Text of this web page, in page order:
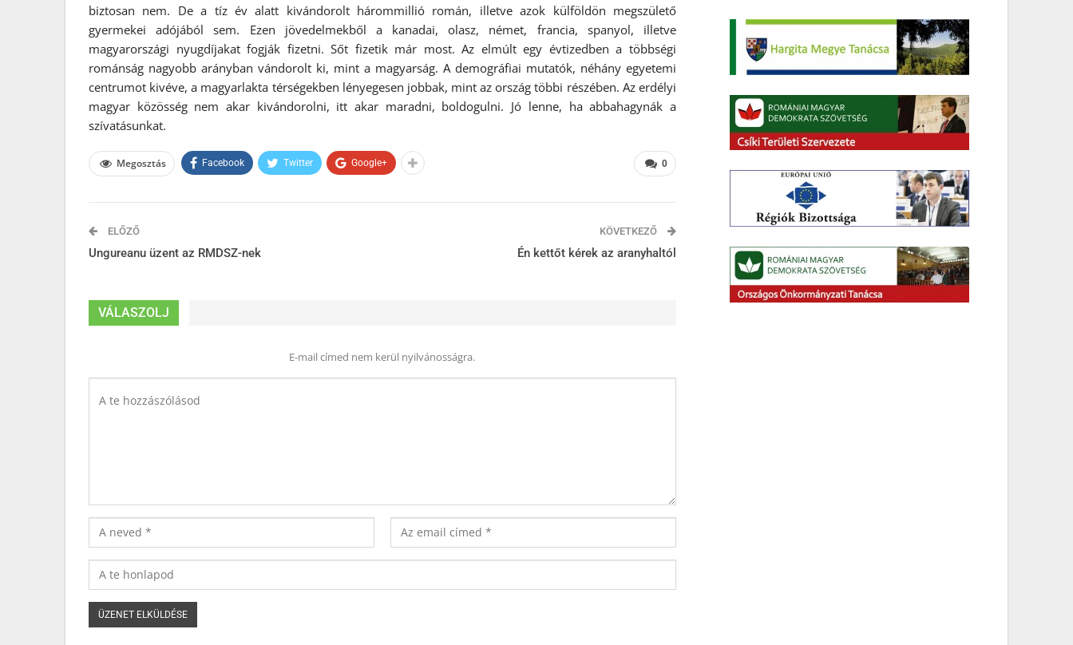
biztosan nem. De a tíz év alatt kivándorolt hárommillió román, illetve azok külföldön megszülető
gyermekei adójából sem. Ezen jövedelmekből a kanadai, olasz, német, francia, spanyol, illetve
magyarországi nyugdíjakat fogják fizetni. Sőt fizetik már most. Az elmúlt egy évtizedben a többségi
románság nagyobb arányban vándorolt ki, mint a magyarság. A demográfiai mutatók, néhány egyetemi
centrumot kivéve, a magyarlakta térségekben lényegesen jobbak, mint az ország többi részében. Az erdélyi
magyar közösség nem akar kivándorolni, itt akar maradni, boldogulni. Jó lenne, ha abbahagynák a
szívatásunkat.
0
Megosztás Facebook Twitter Google+
ELŐZŐ
Ungureanu üzent az RMDSZ-nek
KÖVETKEZŐ
Én kettőt kérek az aranyhaltól
VÁLASZOLJ
E-mail címed nem kerül nyilvánosságra.